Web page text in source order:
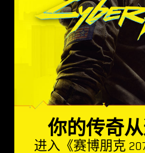
你的传奇
进入《赛博朋克